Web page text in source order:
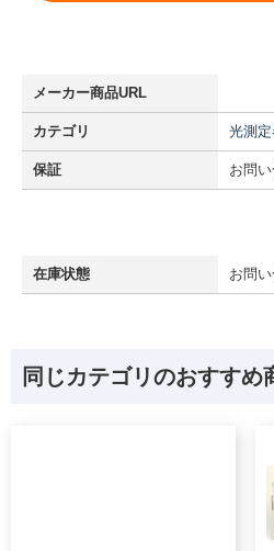
メーカー商品URL
カテゴリ 光測定
保証 お問
在庫状態 お問
同じカテゴリのおすすめ